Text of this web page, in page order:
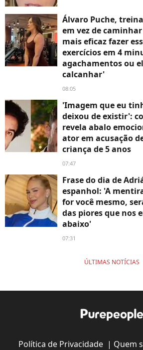
Álvaro Puche,
em vez de
mais eficaz fazer
exercícios em 4
agachamentos ou
calcanhar'
08:05
'Imagem que eu
deixou de existir':
revela abalo
ator em acusação
criança de 5 anos
07:47
Frase do dia de
espanhol: 'A
for você mesmo,
das piores que nos
abaixo'
07:31
ÚLTIMAS NOTÍCIAS
Política de Privacidade| Quem